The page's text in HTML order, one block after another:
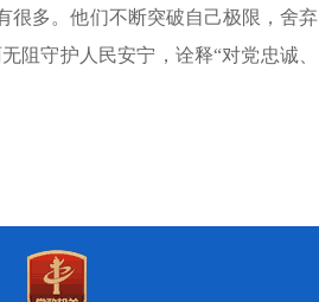
很多。他们不断突破自己极限，舍弃
阻守护人民安宁，诠释“对党忠诚、